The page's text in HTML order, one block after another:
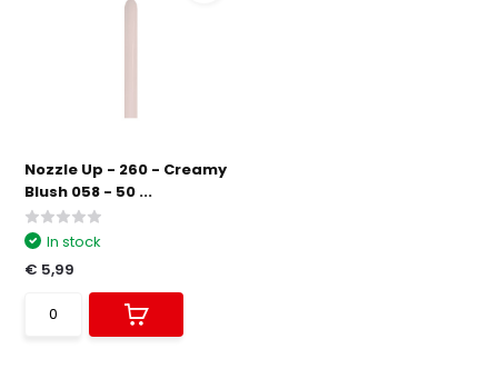
Nozzle Up - 260 - Creamy
Blush 058 - 50 ...
In stock
€ 5,99